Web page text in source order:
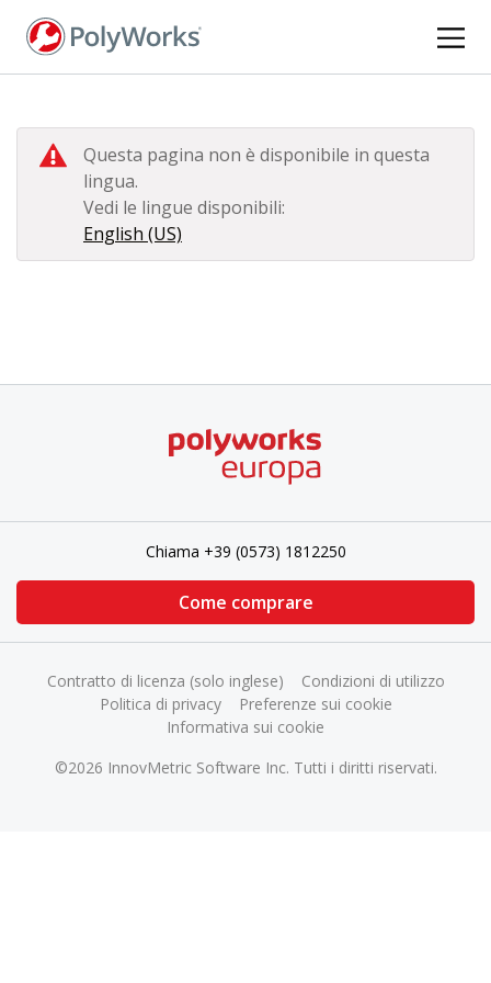
Salta
Questa pagina non è disponibile in questa
lingua.
Vedi le lingue disponibili:
English (US)
Chiama +39 (0573) 1812250
Come comprare
©2026 InnovMetric Software Inc. Tutti i diritti riservati.
Contratto di licenza (solo inglese)
Condizioni di utilizzo
Politica di privacy
Preferenze sui cookie
Informativa sui cookie